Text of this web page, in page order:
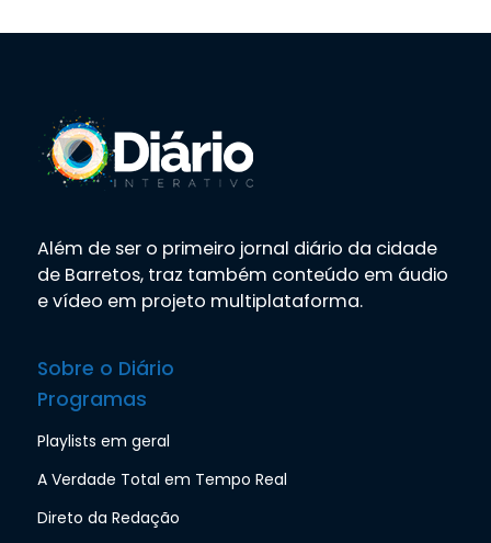
Além de ser o primeiro jornal diário da cidade
de Barretos, traz também conteúdo em áudio
e vídeo em projeto multiplataforma.
Sobre o Diário
Programas
Playlists em geral
A Verdade Total em Tempo Real
Direto da Redação